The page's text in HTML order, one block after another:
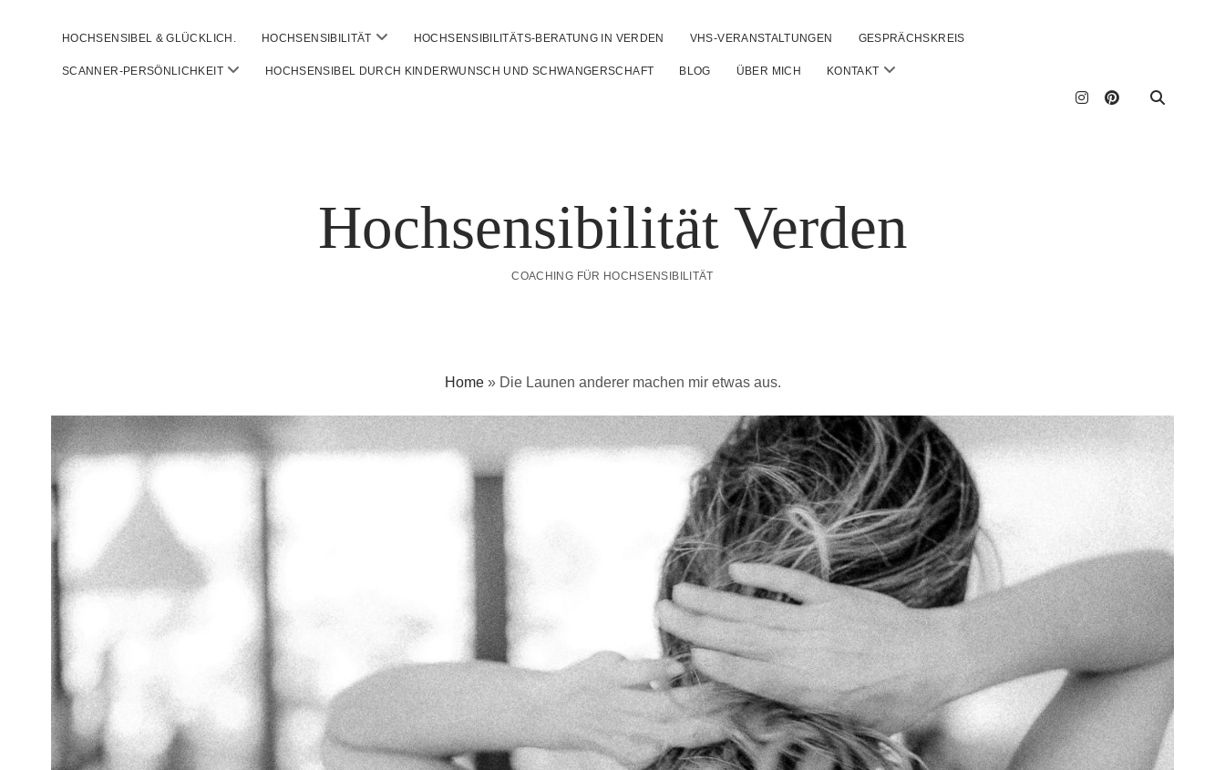
HOCHSENSIBEL & GLÜCKLICH. HOCHSENSIBILITÄT open
HOCHSENSIBILITÄTS-BERATUNG IN VERDEN VHS-VERANSTALTUNGEN GESPRÄCHSKREIS
SCANNER-PERSÖNLICHKEIT open
HOCHSENSIBEL DURCH KINDERWUNSCH UND SCHWANGERSCHAFT BLOG ÜBER MICH KONTAKT open
instagram
pinterest
Hochsensibilität Verden
COACHING FÜR HOCHSENSIBILITÄT
Home» Die Launen anderer machen mir etwas aus.